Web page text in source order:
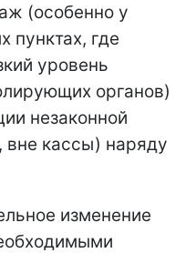
(особенно у
пунктах, где
уровень
органов)
незаконной
кассы) наряду
изменение